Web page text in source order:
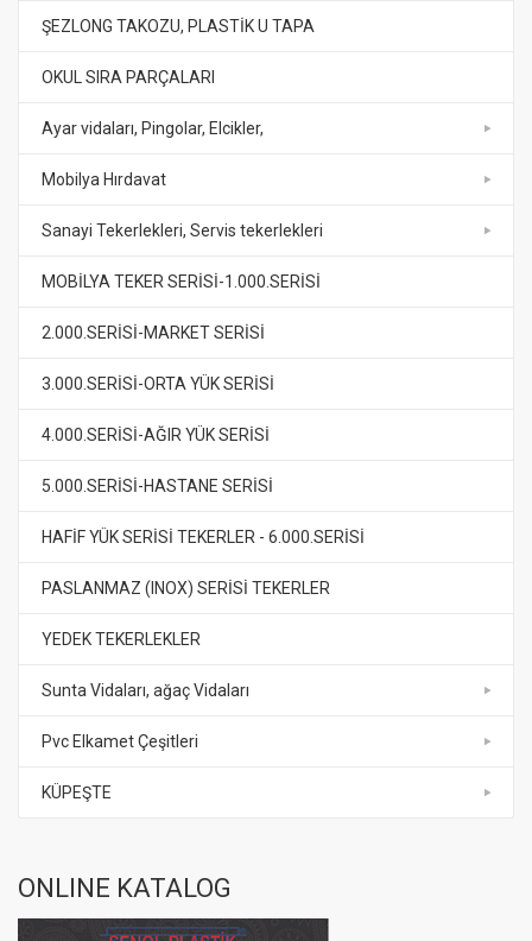
ŞEZLONG TAKOZU, PLASTİK U TAPA
OKUL SIRA PARÇALARI
Ayar vidaları, Pingolar, Elcikler,
Mobilya Hırdavat
Sanayi Tekerlekleri, Servis tekerlekleri
MOBİLYA TEKER SERİSİ-1.000.SERİSİ
2.000.SERİSİ-MARKET SERİSİ
3.000.SERİSİ-ORTA YÜK SERİSİ
4.000.SERİSİ-AĞIR YÜK SERİSİ
5.000.SERİSİ-HASTANE SERİSİ
HAFİF YÜK SERİSİ TEKERLER - 6.000.SERİSİ
PASLANMAZ (INOX) SERİSİ TEKERLER
YEDEK TEKERLEKLER
Sunta Vidaları, ağaç Vidaları
Pvc Elkamet Çeşitleri
KÜPEŞTE
ONLINE KATALOG